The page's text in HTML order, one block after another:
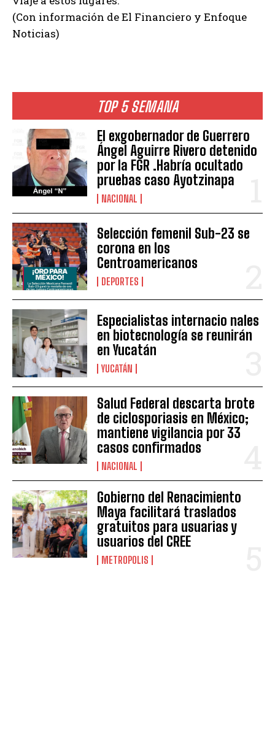
TOP 5 SEMANA
El exgobernador de Guerrero
Ángel Aguirre Rivero detenido
por la FGR .Habría ocultado
pruebas caso Ayotzinapa
NACIONAL
Selección femenil Sub-23 se
corona en los
Centroamericanos
DEPORTES
Especialistas internacio nales
en biotecnología se reunirán
en Yucatán
YUCATÁN
Salud Federal descarta brote
de ciclosporiasis en México;
mantiene vigilancia por 33
casos confirmados
NACIONAL
Gobierno del Renacimiento
Maya facilitará traslados
gratuitos para usuarias y
usuarios del CREE
METROPOLIS
(Con información de El Financiero y Enfoque
Noticias)